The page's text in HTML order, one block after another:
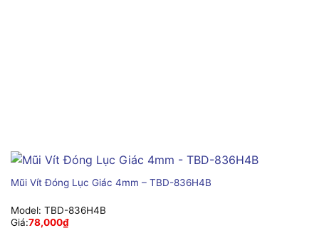
Mũi Vít Đóng Lục Giác 4mm – TBD-836H4B
Model: TBD-836H4B
Giá:78,000₫